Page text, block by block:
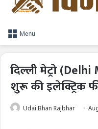
Menu
दिल्ली मेट्रो
शुरू की इलेक्ट्रिक
Udai Bhan Rajbhar